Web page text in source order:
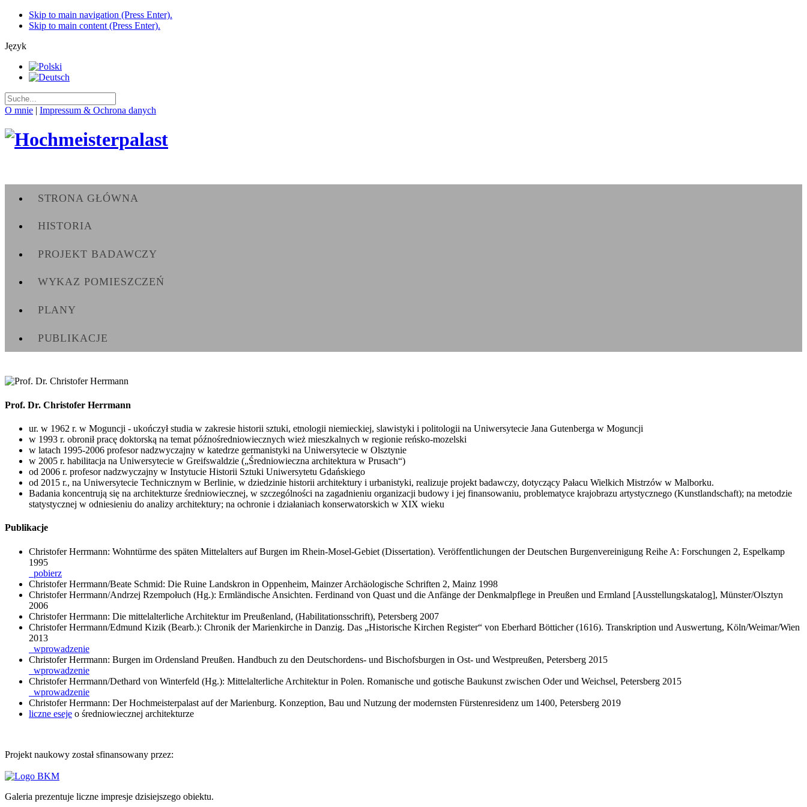
Skip to main navigation (Press Enter).
Skip to main content (Press Enter).
Język
O mnie | Impressum & Ochrona danych
STRONA GŁÓWNA
HISTORIA
PROJEKT BADAWCZY
WYKAZ POMIESZCZEŃ
PLANY
PUBLIKACJE
Prof. Dr. Christofer Herrmann
ur. w 1962 r. w Moguncji - ukończył studia w zakresie historii sztuki, etnologii niemieckiej, slawistyki i politologii na Uniwersytecie Jana Gutenberga w Moguncji
w 1993 r. obronił pracę doktorską na temat późnośredniowiecznych wież mieszkalnych w regionie reńsko-mozelski
w latach 1995-2006 profesor nadzwyczajny w katedrze germanistyki na Uniwersytecie w Olsztynie
w 2005 r. habilitacja na Uniwersytecie w Greifswaldzie („Średniowieczna architektura w Prusach“)
od 2006 r. profesor nadzwyczajny w Instytucie Historii Sztuki Uniwersytetu Gdańskiego
od 2015 r., na Uniwersytecie Technicznym w Berlinie, w dziedzinie historii architektury i urbanistyki, realizuje projekt badawczy, dotyczący Pałacu Wielkich Mistrzów w Malborku.
Badania koncentrują się na architekturze średniowiecznej, w szczególności na zagadnieniu organizacji budowy i jej finansowaniu, problematyce krajobrazu artystycznego (Kunstlandschaft); na metodzie
statystycznej w odniesieniu do analizy architektury; na ochronie i działaniach konserwatorskich w XIX wieku
Publikacje
Christofer Herrmann: Wohntürme des späten Mittelalters auf Burgen im Rhein-Mosel-Gebiet (Dissertation). Veröffentlichungen der Deutschen Burgenvereinigung Reihe A: Forschungen 2, Espelkamp
1995
pobierz
Christofer Herrmann/Beate Schmid: Die Ruine Landskron in Oppenheim, Mainzer Archäologische Schriften 2, Mainz 1998
Christofer Herrmann/Andrzej Rzempołuch (Hg.): Ermländische Ansichten. Ferdinand von Quast und die Anfänge der Denkmalpflege in Preußen und Ermland [Ausstellungskatalog], Münster/Olsztyn
2006
Christofer Herrmann: Die mittelalterliche Architektur im Preußenland, (Habilitationsschrift), Petersberg 2007
Christofer Herrmann/Edmund Kizik (Bearb.): Chronik der Marienkirche in Danzig. Das „Historische Kirchen Register“ von Eberhard Bötticher (1616). Transkription und Auswertung, Köln/Weimar/Wien
2013
wprowadzenie
Christofer Herrmann: Burgen im Ordensland Preußen. Handbuch zu den Deutschordens- und Bischofsburgen in Ost- und Westpreußen, Petersberg 2015
wprowadzenie
Christofer Herrmann/Dethard von Winterfeld (Hg.): Mittelalterliche Architektur in Polen. Romanische und gotische Baukunst zwischen Oder und Weichsel, Petersberg 2015
wprowadzenie
Christofer Herrmann: Der Hochmeisterpalast auf der Marienburg. Konzeption, Bau und Nutzung der modernsten Fürstenresidenz um 1400, Petersberg 2019
liczne eseje o średniowiecznej architekturze
Projekt naukowy został sfinansowany przez:
Galeria prezentuje liczne impresje dzisiejszego obiektu.